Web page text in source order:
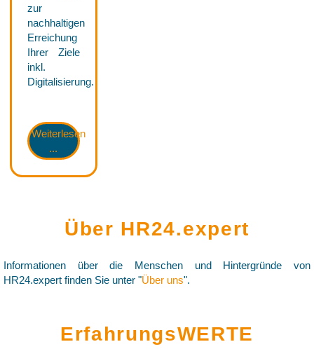
zur
nachhaltigen
Erreichung
Ihrer Ziele
inkl.
Digitalisierung.
Weiterlesen
...
Über HR24.expert
Informationen über die Menschen und Hintergründe von
HR24.expert finden Sie unter "Über uns".
ErfahrungsWERTE